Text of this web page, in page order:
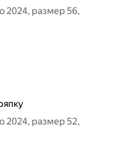
2024, размер 56,
2024, размер 52,